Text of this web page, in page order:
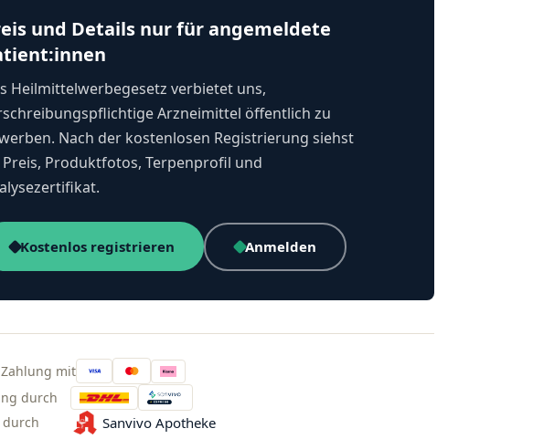
und Details nur für angemeldete
Heilmittelwerbegesetz verbietet uns,
Arzneimittel öffentlich zu
Nach der kostenlosen Registrierung siehst
Preis, Produktfotos, Terpenprofil und
Kostenlos registrieren Anmelden
mit
durch
Sanvivo Apotheke